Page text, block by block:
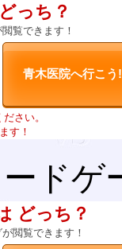
っち？
覧できます！
さい。
す！
ドゲ
どっち？
閲覧できます！